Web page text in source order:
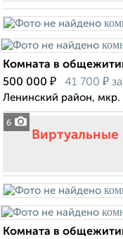
6
Комната в
500 000 ₽ 41 700 ₽
Ленинский район, мкр.
Комната в